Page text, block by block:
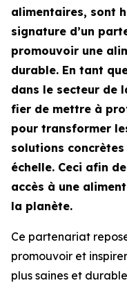
alimentaires, sont
signature d’un
promouvoir une
durable. En tant
dans le secteur de
fier de mettre à
pour transformer
solutions
échelle. Ceci afin
accès à une
la planète.
Ce partenariat
promouvoir et
plus saines et